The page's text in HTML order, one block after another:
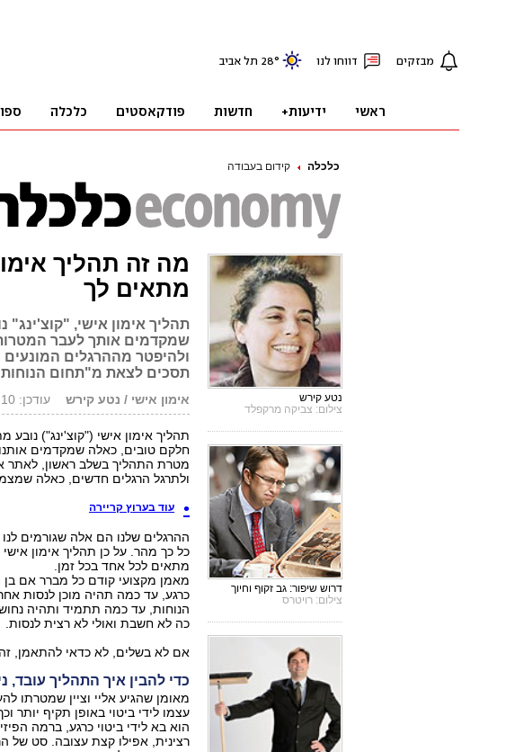
כלכלה קידום בעבודה
מה זה תהליך
מתאים לך
תהליך אימון אישי,
שמקדמים אותך לעבר
ולהיפטר מההרגלים
תסכים לצאת מ"תחום
אימון אישי / נטע קירש עודכן: 06.01.10, 00:17
תהליך אימון אישי ("קוצ'ינג") נובע
חלקם טובים, כאלה שמקדמים
מטרת התהליך בשלב ראשון, לאתר
ולתרגל הרגלים חדשים, כאלה
עוד בערוץ קריירה
ההרגלים שלנו הם אלה שגורמים לנו
כל כך מהר. על כן תהליך אימון
מתאים לכל אחד בכל זמן.
מאמן מקצועי קודם כל מברר אם
כרגע, עד כמה תהיה מוכן לנסות
הנוחות, עד כמה תתמיד ותהיה
כה לא חשבת ואולי לא רצית לנסות.
אם לא בשלים, לא כדאי להתאמן,
כדי להבין איך התהליך עובד,
מאומן שהגיע אליי וציין שמטרתו
עצמו לידי ביטוי באופן תקיף
הוא בא לידי ביטוי כרגע, ברמה
רצינית, אפילו קצת עצובה. סט של
נטע קירש
צילום: צביקה מרקפלד
דרוש שיפור: גב זקוף וחיוך
צילום: רויטרס